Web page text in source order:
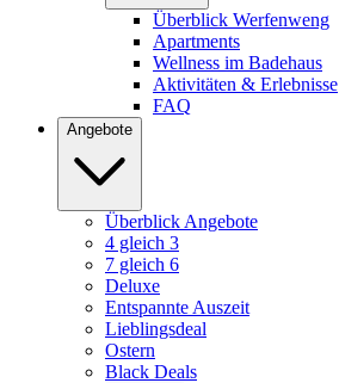
Überblick Werfenweng
Apartments
Wellness im Badehaus
Aktivitäten & Erlebnisse
FAQ
Angebote
Überblick Angebote
4 gleich 3
7 gleich 6
Deluxe
Entspannte Auszeit
Lieblingsdeal
Ostern
Black Deals